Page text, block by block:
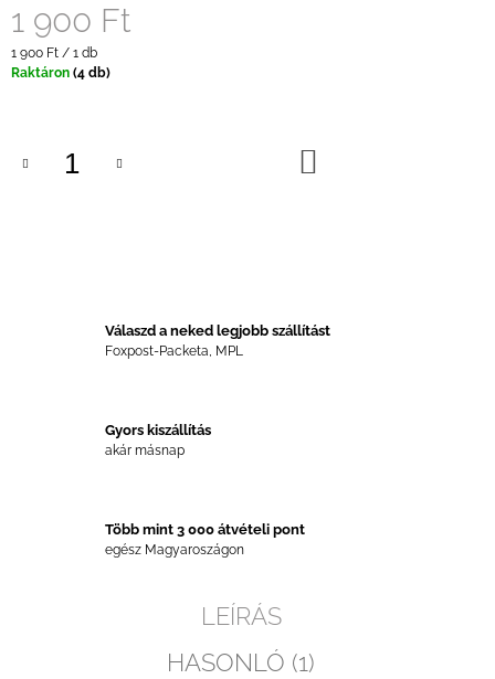
1 900 Ft
Egységár:
1 900 Ft / 1 db
Raktáron (4 db)
Válaszd a neked legjobb szállítást
Foxpost-Packeta, MPL
Gyors kiszállítás
akár másnap
Több mint 3 000 átvételi pont
egész Magyaroszágon
LEÍRÁS
HASONLÓ (1)